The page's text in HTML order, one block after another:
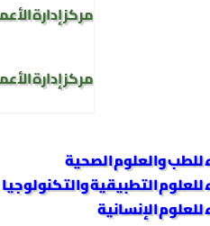
مركز إدارة
مركز إدارة
والعلوم الصحية
التطبيقية والتكنولوجيا
الإنسانية